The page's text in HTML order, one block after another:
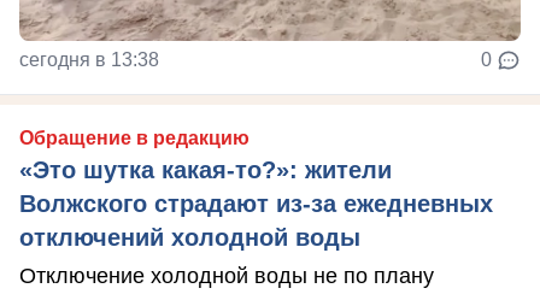
сегодня в 13:38 0
Обращение в редакцию
«Это шутка какая-то?»: жители
Волжского страдают из‑за ежедневных
отключений холодной воды
Отключение холодной воды не по плану